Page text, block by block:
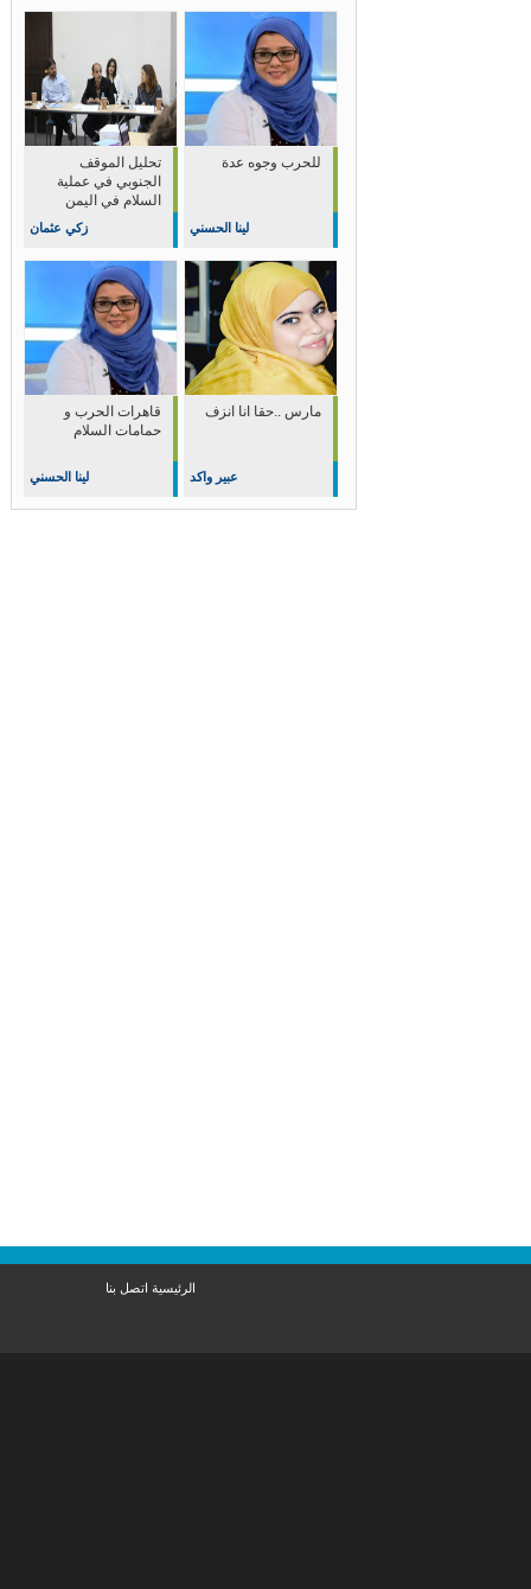
تحليل الموقف
الجنوبي في عملية
السلام في اليمن
زكي عثمان
للحرب وجوه عدة
لينا الحسني
قاهرات الحرب و
حمامات السلام
لينا الحسني
مارس ..حقا انا انزف
عبير واكد
الرئيسية اتصل بنا